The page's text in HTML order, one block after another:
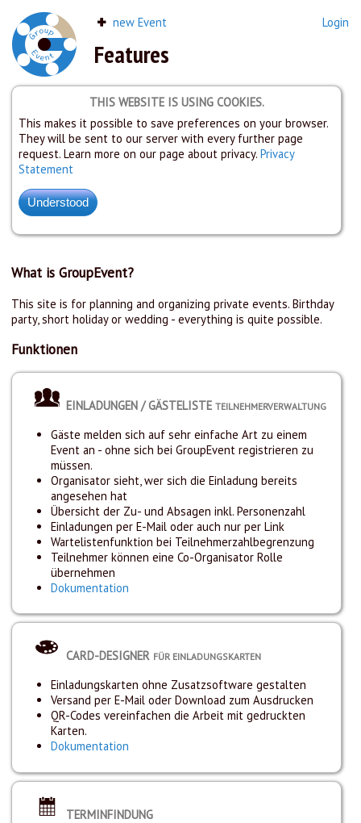
new Event Login
Features
THIS WEBSITE IS USING COOKIES.
This makes it possible to save preferences on your browser.
They will be sent to our server with every further page
request. Learn more on our page about privacy. Privacy
Statement
What is GroupEvent?
This site is for planning and organizing private events. Birthday
party, short holiday or wedding - everything is quite possible.
Funktionen
EINLADUNGEN / GÄSTELISTE TEILNEHMERVERWALTUNG
Gäste melden sich auf sehr einfache Art zu einem
Event an - ohne sich bei GroupEvent registrieren zu
müssen.
Organisator sieht, wer sich die Einladung bereits
angesehen hat
Übersicht der Zu- und Absagen inkl. Personenzahl
Einladungen per E-Mail oder auch nur per Link
Wartelistenfunktion bei Teilnehmerzahlbegrenzung
Teilnehmer können eine Co-Organisator Rolle
übernehmen
Dokumentation
CARD-DESIGNER FÜR EINLADUNGSKARTEN
Einladungskarten ohne Zusatzsoftware gestalten
Versand per E-Mail oder Download zum Ausdrucken
QR-Codes vereinfachen die Arbeit mit gedruckten
Karten.
Dokumentation
TERMINFINDUNG